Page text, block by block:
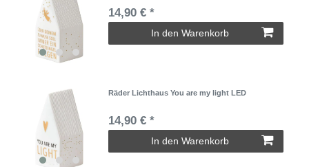
14,90 € *
In den Warenkorb
Räder Lichthaus You are my light LED
14,90 € *
In den Warenkorb